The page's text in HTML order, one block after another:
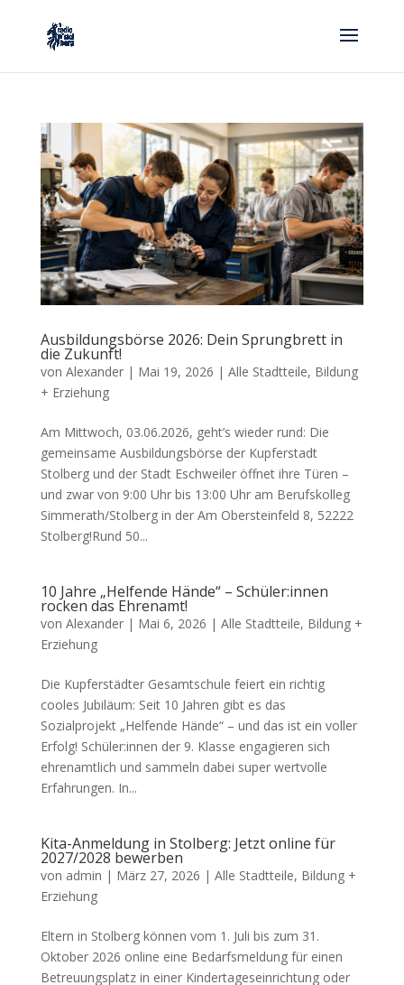
Ausbildungsbörse 2026: Dein Sprungbrett in
die Zukunft!
von Alexander| Mai 19, 2026 | Alle Stadtteile, Bildung
+ Erziehung
Am Mittwoch, 03.06.2026, geht’s wieder rund: Die
gemeinsame Ausbildungsbörse der Kupferstadt
Stolberg und der Stadt Eschweiler öffnet ihre Türen –
und zwar von 9:00 Uhr bis 13:00 Uhr am Berufskolleg
Simmerath/Stolberg in der Am Obersteinfeld 8, 52222
Stolberg!Rund 50...
10 Jahre „Helfende Hände“ – Schüler:innen
rocken das Ehrenamt!
von Alexander| Mai 6, 2026 | Alle Stadtteile, Bildung +
Erziehung
Die Kupferstädter Gesamtschule feiert ein richtig
cooles Jubiläum: Seit 10 Jahren gibt es das
Sozialprojekt „Helfende Hände“ – und das ist ein voller
Erfolg! Schüler:innen der 9. Klasse engagieren sich
ehrenamtlich und sammeln dabei super wertvolle
Erfahrungen. In...
Kita-Anmeldung in Stolberg: Jetzt online für
2027/2028 bewerben
von admin | März 27, 2026 | Alle Stadtteile, Bildung +
Erziehung
Eltern in Stolberg können vom 1. Juli bis zum 31.
Oktober 2026 online eine Bedarfsmeldung für einen
Betreuungsplatz in einer Kindertageseinrichtung oder